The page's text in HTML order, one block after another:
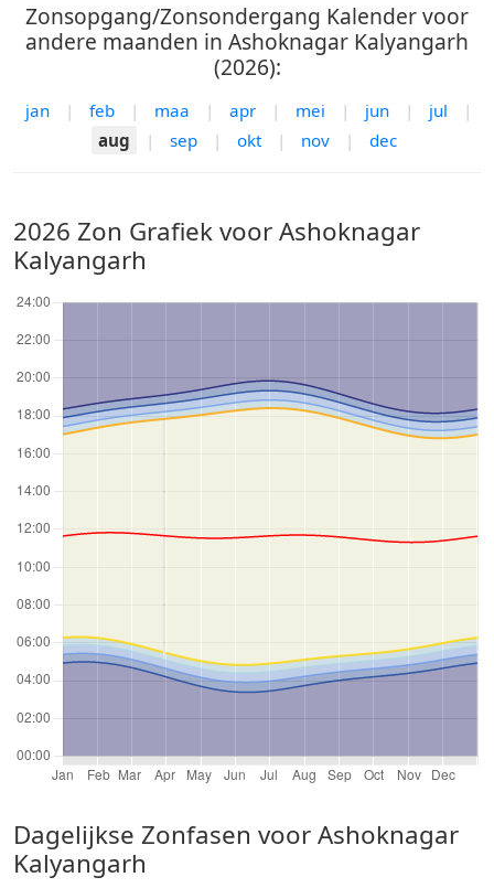
Zonsopgang/Zonsondergang Kalender voor
andere maanden in Ashoknagar Kalyangarh
(2026):
jan | feb | maa | apr | mei | jun | jul
|
aug
| sep | okt | nov | dec
2026 Zon Grafiek voor Ashoknagar
Kalyangarh
Dagelijkse Zonfasen voor Ashoknagar
Kalyangarh